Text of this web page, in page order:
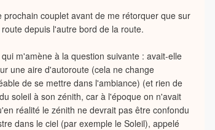
couplet avant de me rétorquer que sur
depuis l'autre bord de la route.
m'amène à la question suivante : avait-elle
une aire d'autoroute (cela ne change
de se mettre dans l'ambiance) (et rien de
soleil à son zénith, car à l'époque on n'avait
réalité le zénith ne devrait pas être confondu
dans le ciel (par exemple le Soleil), appelé